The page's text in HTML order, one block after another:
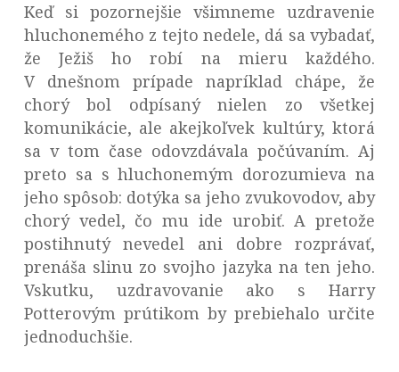
Keď si pozornejšie všimneme uzdravenie
hluchonemého z tejto nedele, dá sa vybadať,
že Ježiš ho robí na mieru každého.
V dnešnom prípade napríklad chápe, že
chorý bol odpísaný nielen zo všetkej
komunikácie, ale akejkoľvek kultúry, ktorá
sa v tom čase odovzdávala počúvaním. Aj
preto sa s hluchonemým dorozumieva na
jeho spôsob: dotýka sa jeho zvukovodov, aby
chorý vedel, čo mu ide urobiť. A pretože
postihnutý nevedel ani dobre rozprávať,
prenáša slinu zo svojho jazyka na ten jeho.
Vskutku, uzdravovanie ako s Harry
Potterovým prútikom by prebiehalo určite
jednoduchšie.